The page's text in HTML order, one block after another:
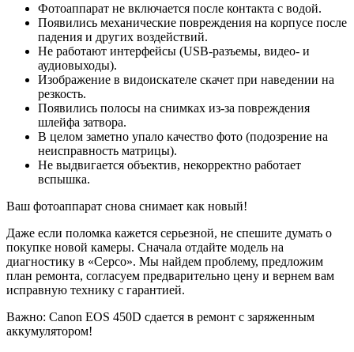
Фотоаппарат не включается после контакта с водой.
Появились механические повреждения на корпусе после
падения и других воздействий.
Не работают интерфейсы (USB-разъемы, видео- и
аудиовыходы).
Изображение в видоискателе скачет при наведении на
резкость.
Появились полосы на снимках из-за повреждения
шлейфа затвора.
В целом заметно упало качество фото (подозрение на
неисправность матрицы).
Не выдвигается объектив, некорректно работает
вспышка.
Ваш фотоаппарат снова снимает как новый!
Даже если поломка кажется серьезной, не спешите думать о
покупке новой камеры. Сначала отдайте модель на
диагностику в «Серсо». Мы найдем проблему, предложим
план ремонта, согласуем предварительно цену и вернем вам
исправную технику с гарантией.
Важно: Canon EOS 450D сдается в ремонт с заряженным
аккумулятором!